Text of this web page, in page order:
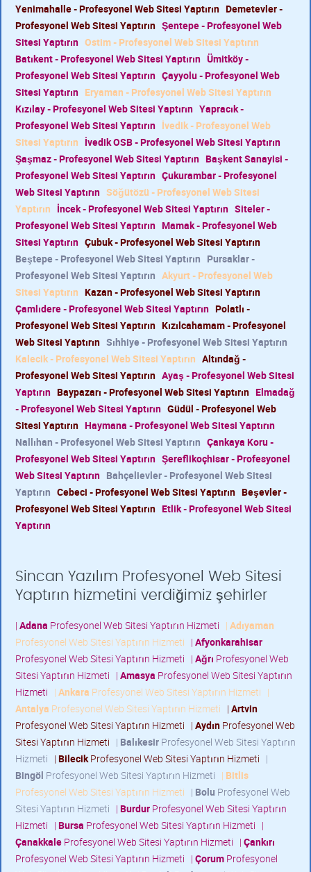
Yenimahalle - Profesyonel Web Sitesi Yaptırın Demetevler -
Profesyonel Web Sitesi Yaptırın Şentepe - Profesyonel Web
Sitesi Yaptırın Ostim - Profesyonel Web Sitesi Yaptırın
Batıkent - Profesyonel Web Sitesi Yaptırın Ümitköy -
Profesyonel Web Sitesi Yaptırın Çayyolu - Profesyonel Web
Sitesi Yaptırın Eryaman - Profesyonel Web Sitesi Yaptırın
Kızılay - Profesyonel Web Sitesi Yaptırın Yapracık -
Profesyonel Web Sitesi Yaptırın İvedik - Profesyonel Web
Sitesi Yaptırın İvedik OSB - Profesyonel Web Sitesi Yaptırın
Şaşmaz - Profesyonel Web Sitesi Yaptırın Başkent Sanayisi -
Profesyonel Web Sitesi Yaptırın Çukurambar - Profesyonel
Web Sitesi Yaptırın Söğütözü - Profesyonel Web Sitesi
Yaptırın İncek - Profesyonel Web Sitesi Yaptırın Siteler -
Profesyonel Web Sitesi Yaptırın Mamak - Profesyonel Web
Sitesi Yaptırın Çubuk - Profesyonel Web Sitesi Yaptırın
Beştepe - Profesyonel Web Sitesi Yaptırın Pursaklar -
Profesyonel Web Sitesi Yaptırın Akyurt - Profesyonel Web
Sitesi Yaptırın Kazan - Profesyonel Web Sitesi Yaptırın
Çamlıdere - Profesyonel Web Sitesi Yaptırın Polatlı -
Profesyonel Web Sitesi Yaptırın Kızılcahamam - Profesyonel
Web Sitesi Yaptırın Sıhhiye - Profesyonel Web Sitesi Yaptırın
Kalecik - Profesyonel Web Sitesi Yaptırın Altındağ -
Profesyonel Web Sitesi Yaptırın Ayaş - Profesyonel Web Sitesi
Yaptırın Baypazarı - Profesyonel Web Sitesi Yaptırın Elmadağ
- Profesyonel Web Sitesi Yaptırın Güdül - Profesyonel Web
Sitesi Yaptırın Haymana - Profesyonel Web Sitesi Yaptırın
Nallıhan - Profesyonel Web Sitesi Yaptırın Çankaya Koru -
Profesyonel Web Sitesi Yaptırın Şereflikoçhisar - Profesyonel
Web Sitesi Yaptırın Bahçelievler - Profesyonel Web Sitesi
Yaptırın Cebeci - Profesyonel Web Sitesi Yaptırın Beşevler -
Profesyonel Web Sitesi Yaptırın Etlik - Profesyonel Web Sitesi
Yaptırın
Sincan Yazılım Profesyonel Web Sitesi
Yaptırın hizmetini verdiğimiz şehirler
| Adana Profesyonel Web Sitesi Yaptırın Hizmeti | Adıyaman
Profesyonel Web Sitesi Yaptırın Hizmeti | Afyonkarahisar
Profesyonel Web Sitesi Yaptırın Hizmeti | Ağrı Profesyonel Web
Sitesi Yaptırın Hizmeti | Amasya Profesyonel Web Sitesi Yaptırın
Hizmeti | Ankara Profesyonel Web Sitesi Yaptırın Hizmeti |
Antalya Profesyonel Web Sitesi Yaptırın Hizmeti | Artvin
Profesyonel Web Sitesi Yaptırın Hizmeti | Aydın Profesyonel Web
Sitesi Yaptırın Hizmeti | Balıkesir Profesyonel Web Sitesi Yaptırın
Hizmeti | BilecikProfesyonel Web Sitesi Yaptırın Hizmeti |
Bingöl Profesyonel Web Sitesi Yaptırın Hizmeti | Bitlis
Profesyonel Web Sitesi Yaptırın Hizmeti | Bolu Profesyonel Web
Sitesi Yaptırın Hizmeti | Burdur Profesyonel Web Sitesi Yaptırın
Hizmeti | Bursa Profesyonel Web Sitesi Yaptırın Hizmeti |
Çanakkale Profesyonel Web Sitesi Yaptırın Hizmeti | Çankırı
Profesyonel Web Sitesi Yaptırın Hizmeti | Çorum Profesyonel